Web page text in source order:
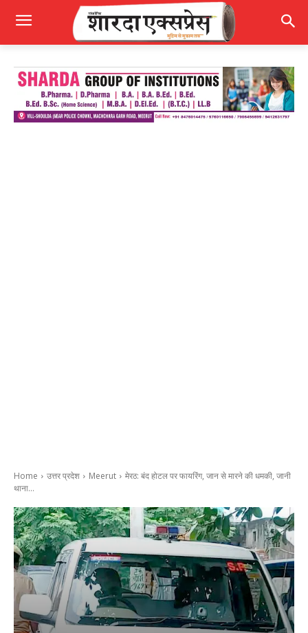
Home उत्तर प्रदेश Meerut
मेरठ: बंद होटल पर फायरिंग, जान से मारने की धमकी, जानी
थाना...